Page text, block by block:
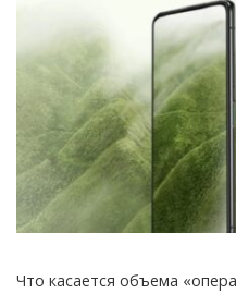
Что касается объема